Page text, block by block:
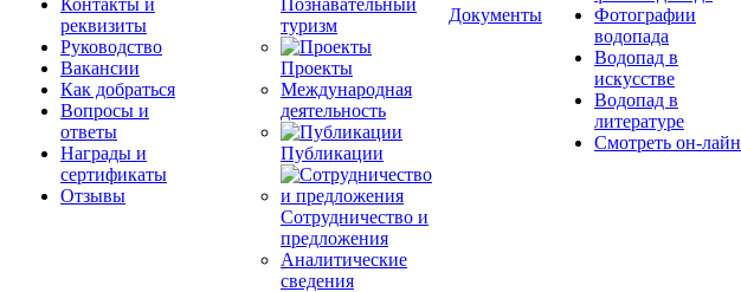
Контакты и
реквизиты
Руководство
Вакансии
Как добраться
Вопросы и
ответы
Награды и
сертификаты
Отзывы
Познавательный
туризм
Проекты
Международная
деятельность
Публикации
Сотрудничество и
предложения
Аналитические
сведения
Документы
Фотографии
водопада
Водопад в
искусстве
Водопад в
литературе
Смотреть он-лайн